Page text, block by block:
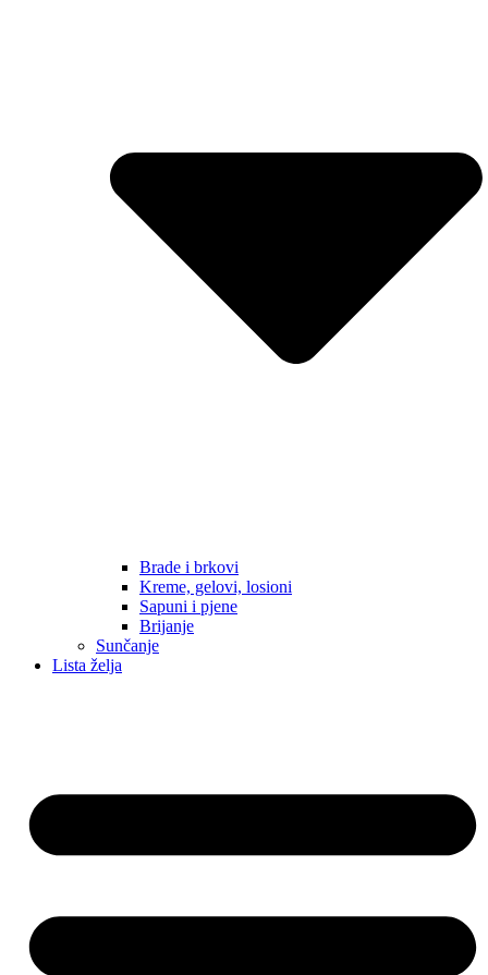
Brade i brkovi
Kreme, gelovi, losioni
Sapuni i pjene
Brijanje
Sunčanje
Lista želja